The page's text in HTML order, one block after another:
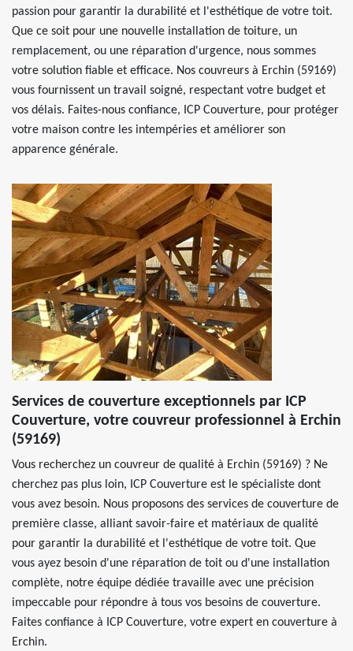
passion pour garantir la durabilité et l'esthétique de votre toit.
Que ce soit pour une nouvelle installation de toiture, un
remplacement, ou une réparation d'urgence, nous sommes
votre solution fiable et efficace. Nos couvreurs à Erchin (59169)
vous fournissent un travail soigné, respectant votre budget et
vos délais. Faites-nous confiance, ICP Couverture, pour protéger
votre maison contre les intempéries et améliorer son
apparence générale.
Services de couverture exceptionnels par ICP
Couverture, votre couvreur professionnel à Erchin
(59169)
Vous recherchez un couvreur de qualité à Erchin (59169) ? Ne
cherchez pas plus loin, ICP Couverture est le spécialiste dont
vous avez besoin. Nous proposons des services de couverture de
première classe, alliant savoir-faire et matériaux de qualité
pour garantir la durabilité et l'esthétique de votre toit. Que
vous ayez besoin d'une réparation de toit ou d'une installation
complète, notre équipe dédiée travaille avec une précision
impeccable pour répondre à tous vos besoins de couverture.
Faites confiance à ICP Couverture, votre expert en couverture à
Erchin.